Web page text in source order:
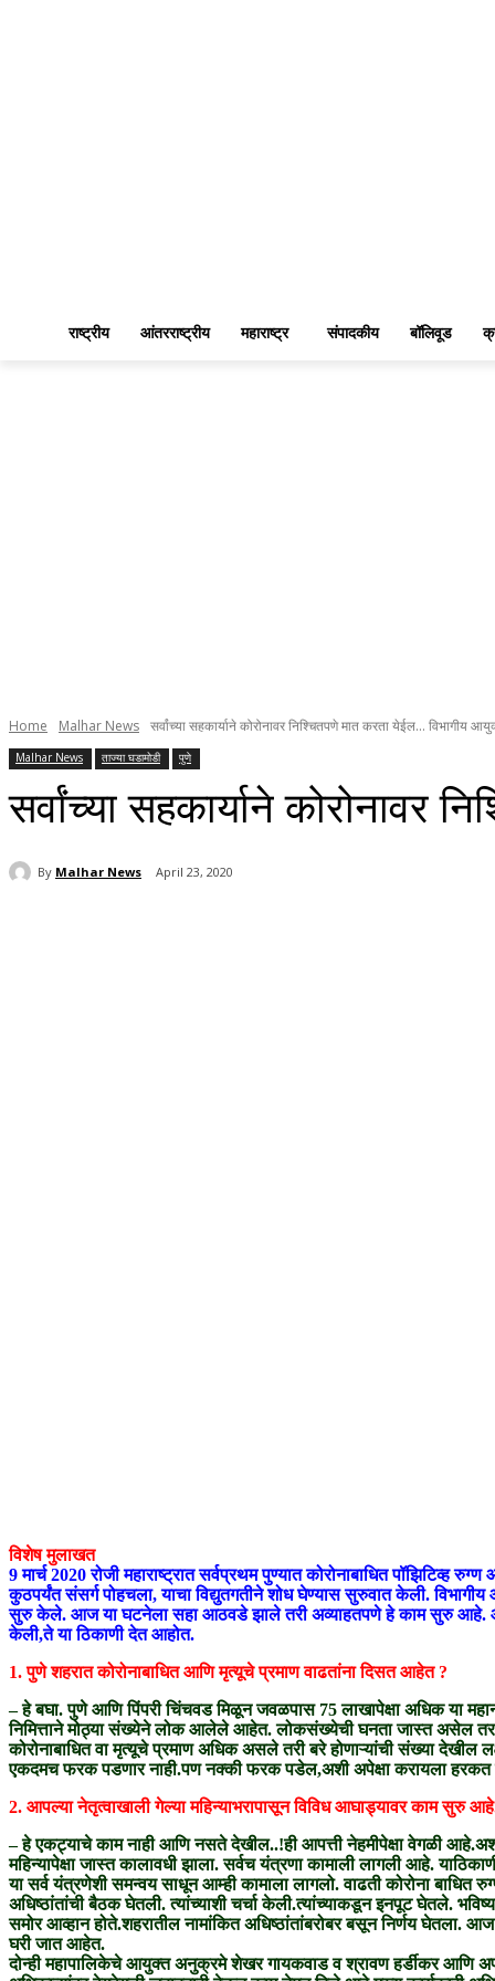
राष्ट्रीय आंतरराष्ट्रीय महाराष्ट्र संपादकीय बॉलिवूड
Home Malhar News सर्वांच्या सहकार्याने कोरोनावर निश्चितपणे मात करता येईल... विभागीय
Malhar News ताज्या घडामोडी पुणे
सर्वांच्या सहकार्याने
By Malhar News April 23, 2020
विशेष मुलाखत
9 मार्च 2020 रोजी महाराष्ट्रात सर्वप्रथम पुण्यात कोरोनाबाधित
कुठपर्यंत संसर्ग पोहचला, याचा विद्युतगतीने शोध घेण्यास सुरुवात केली. विभागीय
सुरु केले. आज या घटनेला सहा आठवडे झाले तरी अव्याहतपणे हे काम सुरु आहे.
केली,ते या ठिकाणी देत आहोत.
1. पुणे शहरात कोरोनाबाधित आणि मृत्यूचे प्रमाण वाढतांना दिसत आहेत ?
– हे बघा. पुणे आणि पिंपरी चिंचवड मिळून जवळपास 75 लाखापेक्षा अधिक या
निमित्ताने मोठ्या संख्येने लोक आलेले आहेत. लोकसंख्येची घनता जास्त असेल तर
कोरोनाबाधित वा मृत्यूचे प्रमाण अधिक असले तरी बरे होणाऱ्यांची संख्या
एकदमच फरक पडणार नाही.पण नक्की फरक पडेल,अशी अपेक्षा करायला हरकत
2. आपल्या नेतृत्वाखाली गेल्या महिन्याभरापासून विविध आघाड्यावर काम सुरु
– हे एकट्याचे काम नाही आणि नसते देखील..!ही आपत्ती नेहमीपेक्षा वेगळी
महिन्यापेक्षा जास्त कालावधी झाला. सर्वच यंत्रणा कामाली लागली आहे.
या सर्व यंत्रणेशी समन्वय साधून आम्ही कामाला लागलो. वाढती कोरोना
अधिष्ठांतांची बैठक घेतली. त्यांच्याशी चर्चा केली.त्यांच्याकडून इनपूट घेतले.
समोर आव्हान होते.शहरातील नामांकित अधिष्ठांतांबरोबर बसून निर्णय घेतला.
घरी जात आहेत.
दोन्ही महापालिकेचे आयुक्त अनुक्रमे शेखर गायकवाड व श्रावण हर्डीकर आणि